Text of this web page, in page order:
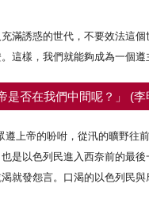
滿誘惑的世代，不要效法這
這樣，我們就能夠成為一個
是否在我們中間呢？」 (
上帝的吩咐，從汛的曠野
以色列民進入西奈前的最後
就發怨言。口渴的以色列民